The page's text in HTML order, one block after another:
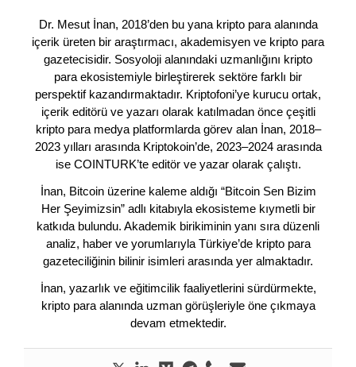
Dr. Mesut İnan, 2018’den bu yana kripto para alanında
içerik üreten bir araştırmacı, akademisyen ve kripto para
gazetecisidir. Sosyoloji alanındaki uzmanlığını kripto
para ekosistemiyle birleştirerek sektöre farklı bir
perspektif kazandırmaktadır. Kriptofoni’ye kurucu ortak,
içerik editörü ve yazarı olarak katılmadan önce çeşitli
kripto para medya platformlarda görev alan İnan, 2018–
2023 yılları arasında Kriptokoin’de, 2023–2024 arasında
ise COINTURK’te editör ve yazar olarak çalıştı.
İnan, Bitcoin üzerine kaleme aldığı “Bitcoin Sen Bizim
Her Şeyimizsin” adlı kitabıyla ekosisteme kıymetli bir
katkıda bulundu. Akademik birikiminin yanı sıra düzenli
analiz, haber ve yorumlarıyla Türkiye’de kripto para
gazeteciliğinin bilinir isimleri arasında yer almaktadır.
İnan, yazarlık ve eğitimcilik faaliyetlerini sürdürmekte,
kripto para alanında uzman görüşleriyle öne çıkmaya
devam etmektedir.